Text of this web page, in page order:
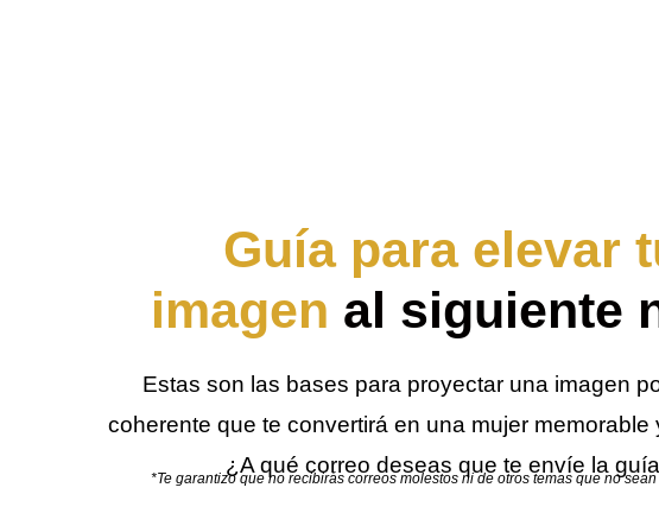
Guía para elevar
imagen al siguiente
Estas son las bases para proyectar una imagen
coherente que te convertirá en una mujer memorable
¿A qué correo deseas que te envíe la guía
*Te garantizo que no recibirás correos molestos ni de otros temas que no